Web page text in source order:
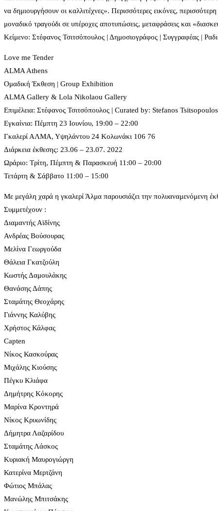
να δημιουργήσουν οι καλλιτέχνες». Περισσότερες εικόνες,
μοναδικό τραγούδι σε υπέροχες αποτυπώσεις, μεταφράσεις και
Kείμενο: Στέφανος Τσιτσόπουλος | Δημοσιογράφος | Συγγραφέας |
Love me Tender
ALMA Athens
Oμαδική Έκθεση | Group Exhibition
ALMA Gallery & Lola Nikolaou Gallery
Επιμέλεια: Στέφανος Τσιτσόπουλος | Curated by: Stefanos Tsitsopoulos
Εγκαίνια: Πέμπτη 23 Ιουνίου, 19:00 – 22:00
Γκαλερί ΑΛΜΑ, Υψηλάντου 24 Κολωνάκι 106 76
Διάρκεια έκθεσης: 23.06 – 23.07. 2022
Ωράριο: Τρίτη, Πέμπτη & Παρασκευή 11:00 – 20:00
Τετάρτη & Σάββατο 11:00 – 15:00
Με μεγάλη χαρά η γκαλερί Άλμα παρουσιάζει την πολυαναμενόμενη
Συμμετέχουν :
Διαμαντής Αϊδίνης
Ανδρέας Βούσουρας
Μελίνα Γεωργούδα
Θάλεια Γκατζούλη
Κωστής Δαμουλάκης
Θανάσης Δάπης
Σταμάτης Θεοχάρης
Γιάννης Καλύβης
Χρήστος Κάλφας
Capten
Νίκος Κασκούρας
Μιχάλης Κιούσης
Πέγκυ Κλιάφα
Δημήτρης Κόκορης
Μαρίνα Κροντηρά
Νίκος Κρυωνίδης
Δήμητρα Λαζαρίδου
Σταμάτης Λάσκος
Κυριακή Μαυρογιώργη
Κατερίνα Μερτζάνη
Φώτιος Μπάλας
Μανώλης Μπιτσάκης